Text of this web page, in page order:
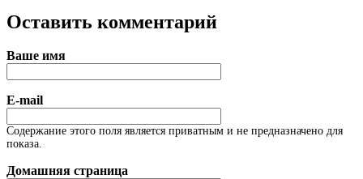
Оставить комментарий
Ваше имя
E-mail
Содержание этого поля является приватным и не предназначено для
показа.
Домашняя страница